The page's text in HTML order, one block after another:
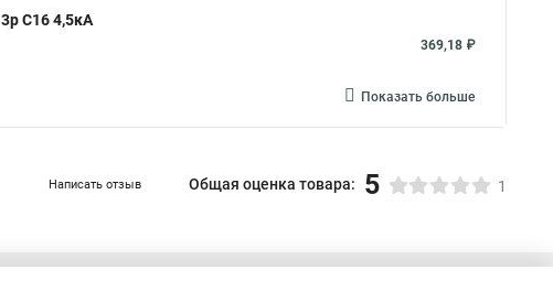
C16 4,5кА
369,18 ₽
Показать больше
Написать отзыв Общая оценка товара: 5 1